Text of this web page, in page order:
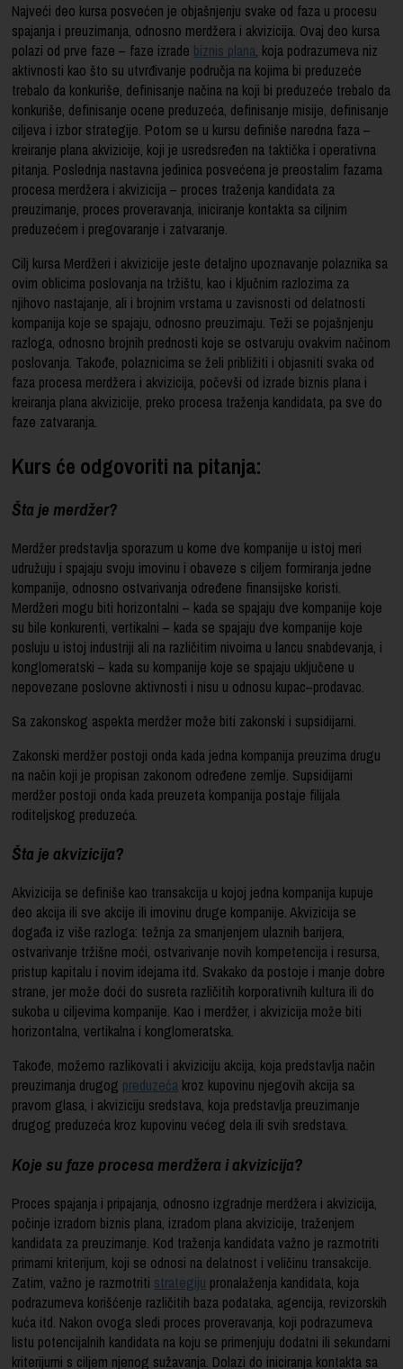
Najveći deo kursa posvećen je objašnjenju svake od faza u procesu
spajanja i preuzimanja, odnosno merdžera i akvizicija. Ovaj deo kursa
polazi od prve faze – faze izrade biznis plana, koja podrazumeva niz
aktivnosti kao što su utvrđivanje područja na kojima bi preduzeće
trebalo da konkuriše, definisanje načina na koji bi preduzeće trebalo da
konkuriše, definisanje ocene preduzeća, definisanje misije, definisanje
ciljeva i izbor strategije. Potom se u kursu definiše naredna faza –
kreiranje plana akvizicije, koji je usredsređen na taktička i operativna
pitanja. Poslednja nastavna jedinica posvećena je preostalim fazama
procesa merdžera i akvizicija – proces traženja kandidata za
preuzimanje, proces proveravanja, iniciranje kontakta sa ciljnim
preduzećem i pregovaranje i zatvaranje.
Cilj kursa Merdžeri i akvizicije jeste detaljno upoznavanje polaznika sa
ovim oblicima poslovanja na tržištu, kao i ključnim razlozima za
njihovo nastajanje, ali i brojnim vrstama u zavisnosti od delatnosti
kompanija koje se spajaju, odnosno preuzimaju. Teži se pojašnjenju
razloga, odnosno brojnih prednosti koje se ostvaruju ovakvim načinom
poslovanja. Takođe, polaznicima se želi približiti i objasniti svaka od
faza procesa merdžera i akvizicija, počevši od izrade biznis plana i
kreiranja plana akvizicije, preko procesa traženja kandidata, pa sve do
faze zatvaranja.
Kurs će odgovoriti na pitanja:
Šta je merdžer?
Merdžer predstavlja sporazum u kome dve kompanije u istoj meri
udružuju i spajaju svoju imovinu i obaveze s ciljem formiranja jedne
kompanije, odnosno ostvarivanja određene finansijske koristi.
Merdžeri mogu biti horizontalni – kada se spajaju dve kompanije koje
su bile konkurenti, vertikalni – kada se spajaju dve kompanije koje
posluju u istoj industriji ali na različitim nivoima u lancu snabdevanja, i
konglomeratski – kada su kompanije koje se spajaju uključene u
nepovezane poslovne aktivnosti i nisu u odnosu kupac–prodavac.
Sa zakonskog aspekta merdžer može biti zakonski i supsidijarni.
Zakonski merdžer postoji onda kada jedna kompanija preuzima drugu
na način koji je propisan zakonom određene zemlje. Supsidijarni
merdžer postoji onda kada preuzeta kompanija postaje filijala
roditeljskog preduzeća.
Šta je akvizicija?
Akvizicija se definiše kao transakcija u kojoj jedna kompanija kupuje
deo akcija ili sve akcije ili imovinu druge kompanije. Akvizicija se
događa iz više razloga: težnja za smanjenjem ulaznih barijera,
ostvarivanje tržišne moći, ostvarivanje novih kompetencija i resursa,
pristup kapitalu i novim idejama itd. Svakako da postoje i manje dobre
strane, jer može doći do susreta različitih korporativnih kultura ili do
sukoba u ciljevima kompanije. Kao i merdžer, i akvizicija može biti
horizontalna, vertikalna i konglomeratska.
Takođe, možemo razlikovati i akviziciju akcija, koja predstavlja način
preuzimanja drugog preduzeća kroz kupovinu njegovih akcija sa
pravom glasa, i akviziciju sredstava, koja predstavlja preuzimanje
drugog preduzeća kroz kupovinu većeg dela ili svih sredstava.
Koje su faze procesa merdžera i akvizicija?
Proces spajanja i pripajanja, odnosno izgradnje merdžera i akvizicija,
počinje izradom biznis plana, izradom plana akvizicije, traženjem
kandidata za preuzimanje. Kod traženja kandidata važno je razmotriti
primarni kriterijum, koji se odnosi na delatnost i veličinu transakcije.
Zatim, važno je razmotriti strategiju pronalaženja kandidata, koja
podrazumeva korišćenje različitih baza podataka, agencija, revizorskih
kuća itd. Nakon ovoga sledi proces proveravanja, koji podrazumeva
listu potencijalnih kandidata na koju se primenjuju dodatni ili sekundarni
kriterijumi s ciljem njenog sužavanja. Dolazi do iniciranja kontakta sa